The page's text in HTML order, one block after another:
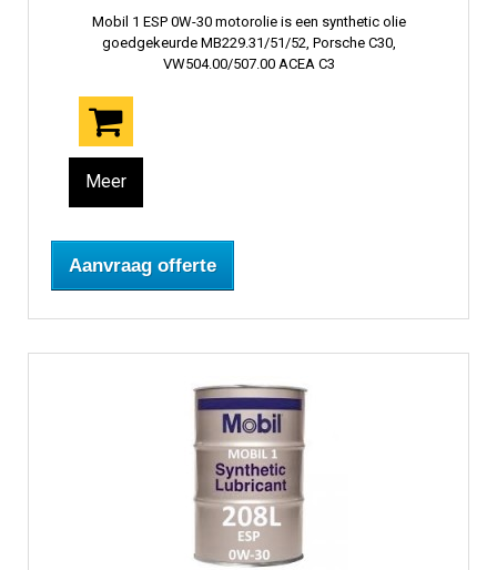
Mobil 1 ESP 0W-30 motorolie is een synthetic olie
goedgekeurde MB229.31/51/52, Porsche C30,
VW504.00/507.00 ACEA C3
Meer
Aanvraag offerte